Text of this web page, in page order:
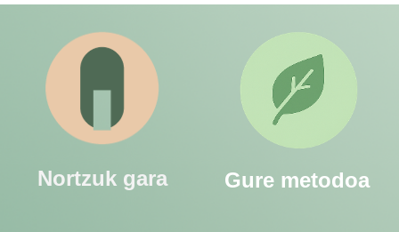
Nortzuk gara Gure metodoa